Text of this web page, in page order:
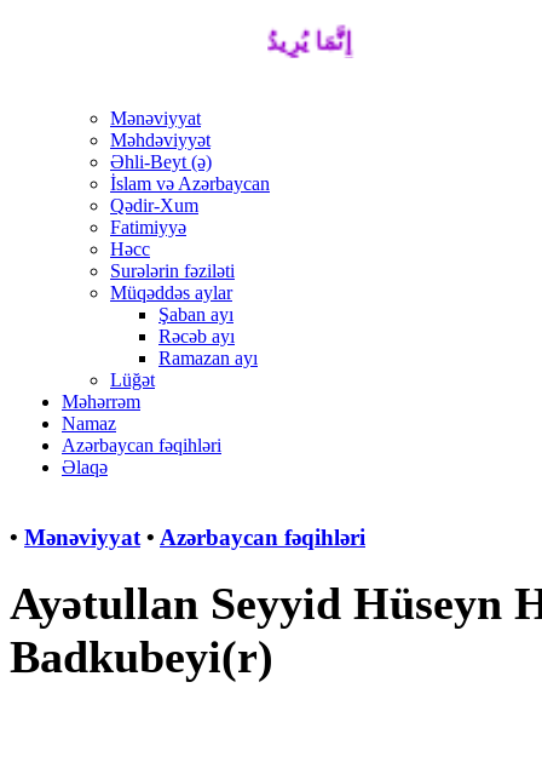
إِنَّمَا يُرِيدُ اللَّهُ لِيُذْهِبَ عَنْكُمُ
Mənəviyyat
Məhdəviyyət
Əhli-Beyt (ə)
İslam və Azərbaycan
Qədir-Xum
Fatimiyyə
Həcc
Surələrin fəziləti
Müqəddəs aylar
Şaban ayı
Rəcəb ayı
Ramazan ayı
Lüğət
Məhərrəm
Namaz
Azərbaycan fəqihləri
Əlaqə
• Mənəviyyat • Azərbaycan fəqihləri
Ayətullan Seyyid Hüseyn
Badkubeyi(r)